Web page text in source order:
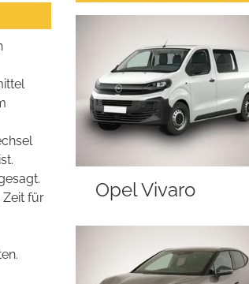
Zeit für
Opel Vivaro